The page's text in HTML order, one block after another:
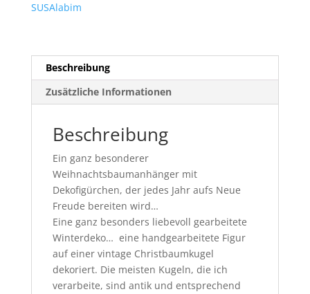
SUSAlabim
Beschreibung
Zusätzliche Informationen
Beschreibung
Ein ganz besonderer
Weihnachtsbaumanhänger mit
Dekofigürchen, der jedes Jahr aufs Neue
Freude bereiten wird…
Eine ganz besonders liebevoll gearbeitete
Winterdeko… eine handgearbeitete Figur
auf einer vintage Christbaumkugel
dekoriert. Die meisten Kugeln, die ich
verarbeite, sind antik und entsprechend